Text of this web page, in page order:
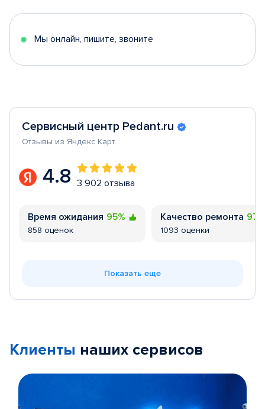
5
Мы онлайн, пишите, звоните
Сервисный центр Pedant.ru
Отзывы из Яндекс Карт
4.8 3 902 отзыва
Время ожидания 95%
858 оценок
Качество ремонта
1093 оценки
Показать еще
Клиенты наших сервисов